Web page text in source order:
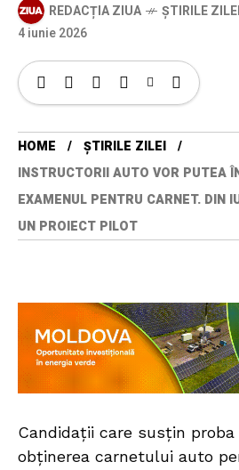
REDACȚIA ZIUA ȘTIRILE ZILEI
4 iunie 2026
HOME
ȘTIRILE ZILEI
INSTRUCTORII AUTO VOR PUTEA
EXAMENUL PENTRU CARNET. DIN
UN PROIECT PILOT
Candidații care susțin
obținerea carnetului auto